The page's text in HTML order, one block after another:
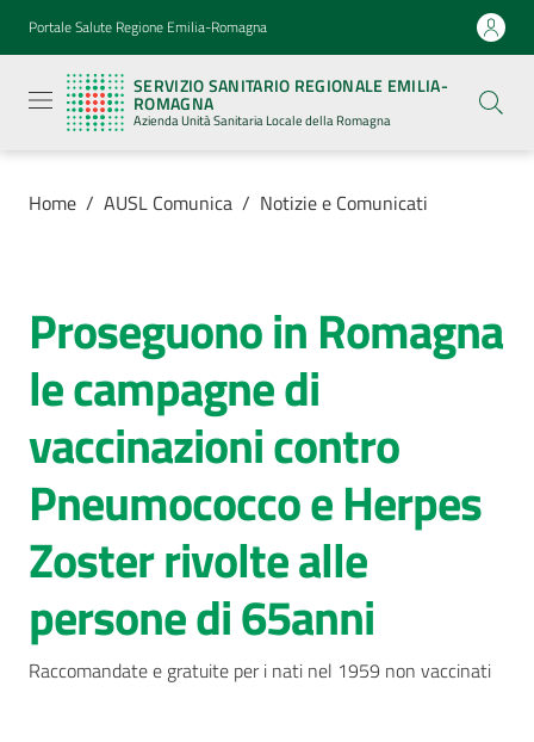
Vai al contenuto
Vai alla navigazione
Vai al footer
Portale Salute Regione Emilia-Romagna
SERVIZIO SANITARIO REGIONALE EMILIA-
ROMAGNA
Azienda Unità Sanitaria Locale della Romagna
Sanitario
Regionale
Emilia-
Romagna
Azienda
Sanitaria
Locale della
Azienda
Servizi
Luoghi
di
cura
AUSL
Comunica
Home / AUSL Comunica / Notizie e Comunicati
Salta al contenuto
Proseguono in Romagna
le campagne di
vaccinazioni contro
Pneumococco e Herpes
Zoster rivolte alle
persone di 65anni
Raccomandate e gratuite per i nati nel 1959 non vaccinati